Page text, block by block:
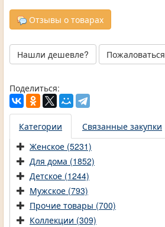
Отзывы о товарах
Нашли дешевле?
Поделиться:
Категории
Связанные закупки
Женское (5231)
Для дома (1852)
Детское (1244)
Мужское (793)
Прочие товары (700)
Коллекции (309)